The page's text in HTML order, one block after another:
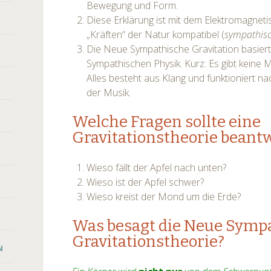
Bewegung und Form.
Diese Erklärung ist mit dem
„Kräften“ der Natur kompatibel (
Die Neue Sympathische Gravitation
Sympathischen Physik. Kurz: Es gibt keine
Alles besteht aus Klang und funktioniert
der Musik.
Welche Fragen sollte eine
Gravitationstheorie
Wieso fällt der Apfel nach unten?
Wieso ist der Apfel schwer?
Wieso kreist der Mond um die Erde?
Was besagt die Neue
Gravitationstheorie?